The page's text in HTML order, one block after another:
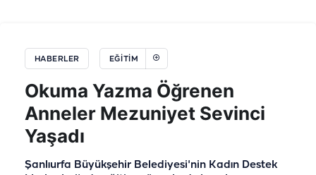
HABERLER EĞİTİM
Okuma Yazma Öğrenen
Anneler Mezuniyet Sevinci
Yaşadı
Şanlıurfa Büyükşehir Belediyesi'nin Kadın Destek